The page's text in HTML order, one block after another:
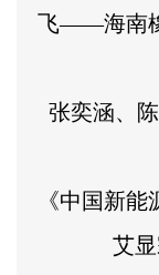
飞——海南
张奕涵、
《中国新
艾